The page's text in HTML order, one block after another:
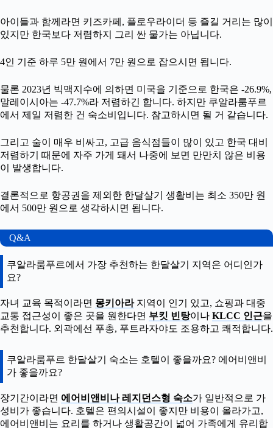
아이들과 함께라면 키즈카페, 플로우라이더 등 즐길 거리는 많이
있지만 한국보다 저렴하지 그리 싼 물가는 아닙니다.
4인 기준 하루 5만 원에서 7만 원으로 잡으시면 됩니다.
물론 2023년 빅맥지수에 의하면 미국을 기준으로 한국은 -26.9%,
말레이시아는 -47.7%라 저렴하긴 합니다. 하지만 쿠알라룸푸르
에서 제일 저렴한 건 숙소비입니다. 참고하시면 될 거 같습니다.
그리고 술이 매우 비싸고, 고급 음식점들이 많이 있고 한국 대비
저렴하기 때문에 자주 가게 돼서 나중에 보면 만만치 않은 비용
이 발생합니다.
결론적으로 항공권을 제외한 한달살기 생활비는 최소 350만 원
에서 500만 원으로 생각하시면 됩니다.
Q&A
쿠알라룸푸르에서 가장 추천하는 한달살기 지역은 어디인가
요?
자녀 교육 목적이라면 몽키아라지역이 인기 있고, 쇼핑과 대중
교통 접근성이 좋은 곳을 원한다면 부킷 빈탕이나 KLCC 인근을
추천합니다. 외곽에선 푸총, 푸트라자야도 조용하고 쾌적합니다.
쿠알라룸푸르 한달살기 숙소는 호텔이 좋을까요? 에어비앤비
가 좋을까요?
장기간이라면 에어비앤비나 레지던스형 숙소가 일반적으로 가
성비가 좋습니다. 호텔은 편의시설이 좋지만 비용이 올라가고,
에어비앤비는 요리를 하거나 생활공간이 넓어 가족에게 유리합